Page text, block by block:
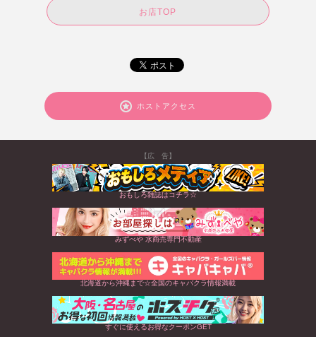
お店TOP
ホストアクセス
【広 告】
おもしろ雑誌はコチラ☆
みずべや 水商売専門不動産
北海道から沖縄まで☆全国のキャバクラ情報満載
すぐに使えるお得なクーポンGET